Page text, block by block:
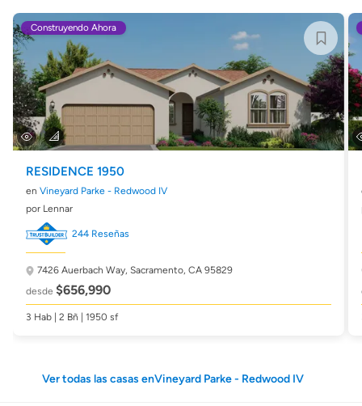
Construyendo Ahora
RESIDENCE 1950
en Vineyard Parke - Redwood IV
por Lennar
244 Reseñas
7426 Auerbach Way, Sacramento, CA 95829
desde $656,990
3 Hab | 2 Bñ | 1950 sf
Ver todas las casas enVineyard Parke - Redwood IV